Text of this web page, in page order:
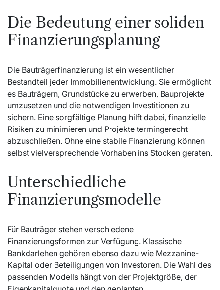
Die Bedeutung einer soliden
Finanzierungsplanung
Die Bauträgerfinanzierung ist ein wesentlicher
Bestandteil jeder Immobilienentwicklung. Sie ermöglicht
es Bauträgern, Grundstücke zu erwerben, Bauprojekte
umzusetzen und die notwendigen Investitionen zu
sichern. Eine sorgfältige Planung hilft dabei, finanzielle
Risiken zu minimieren und Projekte termingerecht
abzuschließen. Ohne eine stabile Finanzierung können
selbst vielversprechende Vorhaben ins Stocken geraten.
Unterschiedliche
Finanzierungsmodelle
Für Bauträger stehen verschiedene
Finanzierungsformen zur Verfügung. Klassische
Bankdarlehen gehören ebenso dazu wie Mezzanine-
Kapital oder Beteiligungen von Investoren. Die Wahl des
passenden Modells hängt von der Projektgröße, der